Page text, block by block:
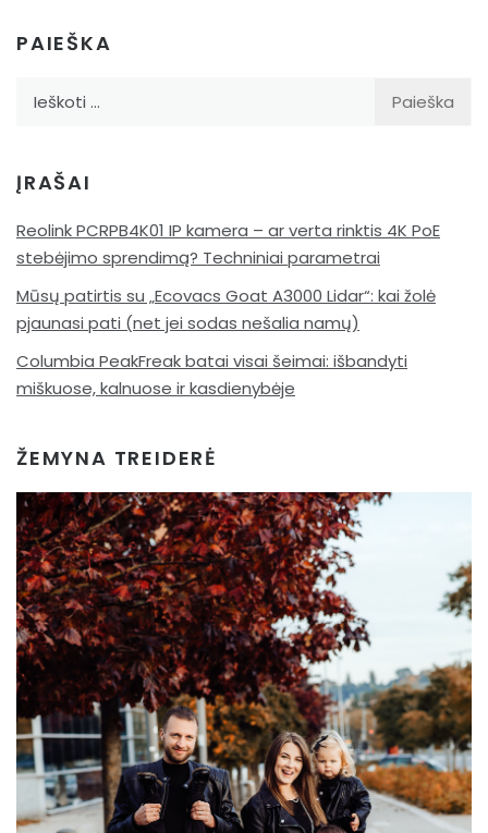
PAIEŠKA
ĮRAŠAI
Reolink PCRPB4K01 IP kamera – ar verta rinktis 4K PoE
stebėjimo sprendimą? Techniniai parametrai
Mūsų patirtis su „Ecovacs Goat A3000 Lidar“: kai žolė
pjaunasi pati (net jei sodas nešalia namų)
Columbia PeakFreak batai visai šeimai: išbandyti
miškuose, kalnuose ir kasdienybėje
ŽEMYNA TREIDERĖ